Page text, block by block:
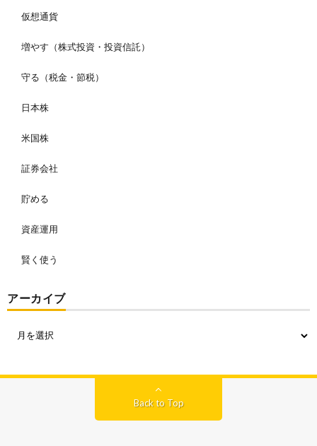
仮想通貨
増やす（株式投資・投資信託）
守る（税金・節税）
日本株
米国株
証券会社
貯める
資産運用
賢く使う
アーカイブ
Back to Top